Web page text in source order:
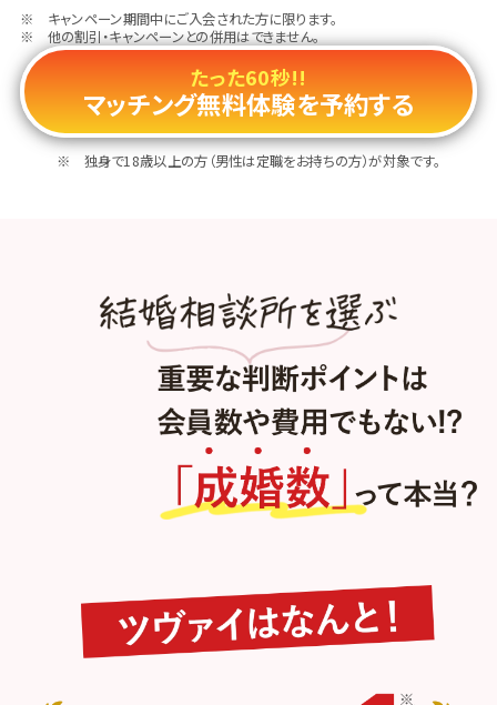
キャンペーン期間中にご入会された方に限ります。
他の割引・キャンペーンとの併用はできません。
たった60秒!!
マッチング無料体験を予約する
独身で18歳以上の方（男性は定職をお持ちの方）が対象です。